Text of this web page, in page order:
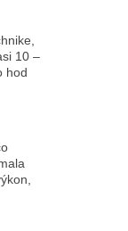
10 –
hod